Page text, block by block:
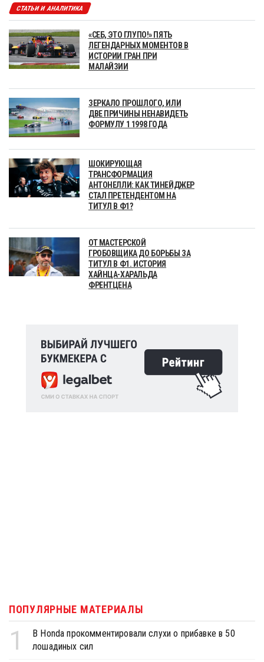
СТАТЬИ И АНАЛИТИКА
«СЕБ, ЭТО ГЛУПО!» ПЯТЬ
ЛЕГЕНДАРНЫХ МОМЕНТОВ В
ИСТОРИИ ГРАН ПРИ
МАЛАЙЗИИ
ЗЕРКАЛО ПРОШЛОГО, ИЛИ
ДВЕ ПРИЧИНЫ НЕНАВИДЕТЬ
ФОРМУЛУ 1 1998 ГОДА
ШОКИРУЮЩАЯ
ТРАНСФОРМАЦИЯ
АНТОНЕЛЛИ: КАК ТИНЕЙДЖЕР
СТАЛ ПРЕТЕНДЕНТОМ НА
ТИТУЛ В Ф1?
ОТ МАСТЕРСКОЙ
ГРОБОВЩИКА ДО БОРЬБЫ ЗА
ТИТУЛ В Ф1. ИСТОРИЯ
ХАЙНЦА-ХАРАЛЬДА
ФРЕНТЦЕНА
ПОПУЛЯРНЫЕ МАТЕРИАЛЫ
1
В Honda прокомментировали слухи о прибавке в 50
лошадиных сил